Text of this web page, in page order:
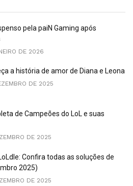
pela paiN Gaming após
DE 2026
a história de amor de Diana e Leona
DE 2025
de Campeões do LoL e suas
DE 2025
Confira todas as soluções de
2025)
DE 2025